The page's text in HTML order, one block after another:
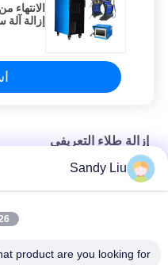
إزالة
إزالة طلاء التعريفي
آلة إزالة الطلاء التعريفي 24 كيلو واط 30 كيلو فولت أمبير
Sandy Liu
product are you looking for?